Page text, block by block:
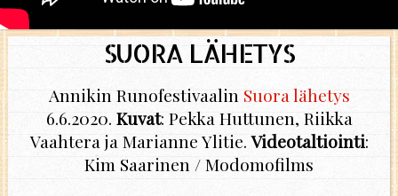
SUORA LÄHETYS
Annikin Runofestivaalin Suora lähetys
6.6.2020. Kuvat: Pekka Huttunen, Riikka
Vaahtera ja Marianne Ylitie.Videotaltiointi:
Kim Saarinen / Modomofilms